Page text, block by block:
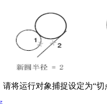
将运行对象捕捉设定为“切